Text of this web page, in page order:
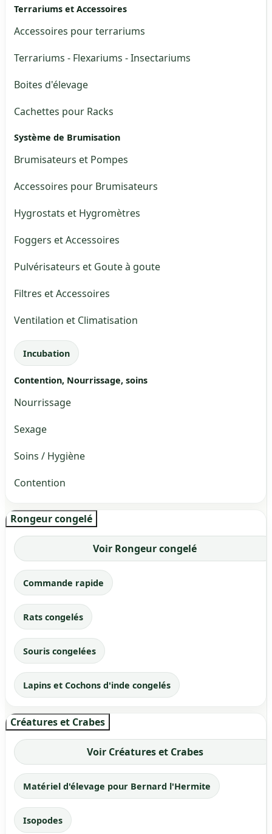
Terrariums et Accessoires
Accessoires pour terrariums
Terrariums - Flexariums - Insectariums
Boites d'élevage
Cachettes pour Racks
Système de Brumisation
Brumisateurs et Pompes
Accessoires pour Brumisateurs
Hygrostats et Hygromètres
Foggers et Accessoires
Pulvérisateurs et Goute à goute
Filtres et Accessoires
Ventilation et Climatisation
Incubation
Contention, Nourrissage, soins
Nourrissage
Sexage
Soins / Hygiène
Contention
Rongeur congelé
Voir Rongeur congelé
Commande rapide
Rats congelés
Souris congelées
Lapins et Cochons d'inde congelés
Créatures et Crabes
Voir Créatures et Crabes
Matériel d'élevage pour Bernard l'Hermite
Isopodes